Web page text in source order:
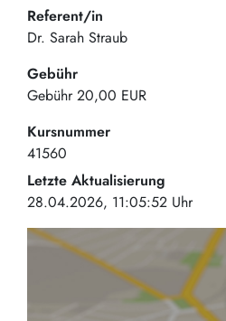
Referent/in
Dr. Sarah Straub
Gebühr
Gebühr 20,00 EUR
Kursnummer
41560
Letzte Aktualisierung
28.04.2026, 11:05:52 Uhr